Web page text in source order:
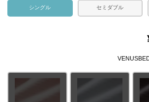
シングル セミダブル